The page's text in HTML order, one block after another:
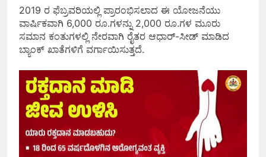
2019 ರ ಫೆಬ್ರವರಿಯಲ್ಲಿ ಪ್ರಾರಂಭಿಸಲಾದ ಈ ಯೋಜನೆಯು
ವಾರ್ಷಿಕವಾಗಿ 6,000 ರೂ.ಗಳನ್ನು 2,000 ರೂ.ಗಳ ಮೂರು
ಸಮಾನ ಕಂತುಗಳಲ್ಲಿ ನೇರವಾಗಿ ರೈತರ ಆಧಾರ್-ಸೀಡ್ ಮಾಡಿದ
ಬ್ಯಾಂಕ್ ಖಾತೆಗಳಿಗೆ ವರ್ಗಾಯಿಸುತ್ತದೆ.